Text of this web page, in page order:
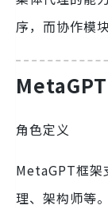
序，而协作模
角色定义
MetaGPT框架
理、架构师等